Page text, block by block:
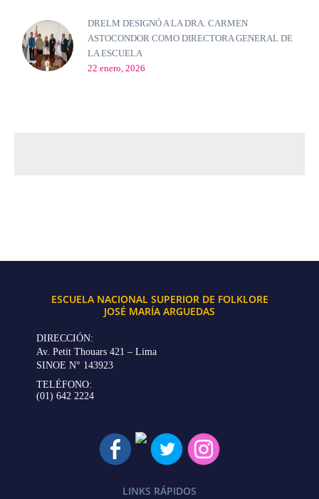
DRELM DESIGNÓ A LA DRA. CARMEN
ASTOCONDOR COMO DIRECTORA GENERAL DE
LA ESCUELA
22 enero, 2026
ESCUELA NACIONAL SUPERIOR DE FOLKLORE
JOSÉ MARÍA ARGUEDAS
DIRECCIÓN:
Av. Petit Thouars 421 – Lima
SINOE N° 143923
TELÉFONO:
(01) 642 2224
LINKS RÁPIDOS